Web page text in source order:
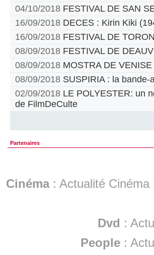
04/10/2018 FESTIVAL DE SAN
16/09/2018 DECES : Kirin Kiki
16/09/2018 FESTIVAL DE
08/09/2018 FESTIVAL DE
08/09/2018 MOSTRA DE
08/09/2018 SUSPIRIA : la bande-
02/09/2018 LE POLYESTER: un
de FilmDeCulte
Partenaires
Cinéma: Actualité Cinéma
Dvd :
People :